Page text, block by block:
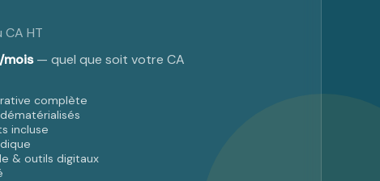
CA HT
— quel que soit votre CA
complète
incluse
& outils digitaux